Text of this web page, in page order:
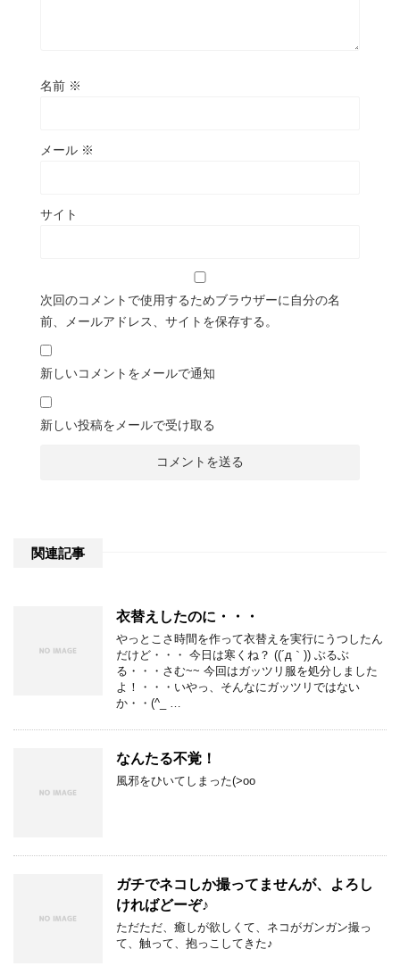
名前 ※
メール ※
サイト
次回のコメントで使用するためブラウザーに自分の名
前、メールアドレス、サイトを保存する。
新しいコメントをメールで通知
新しい投稿をメールで受け取る
関連記事
衣替えしたのに・・・
やっとこさ時間を作って衣替えを実行にうつしたん
だけど・・・ 今日は寒くね？ ((´д｀)) ぶるぶ
る・・・さむ~~ 今回はガッツリ服を処分しました
よ！・・・いやっ、そんなにガッツリではない
か・・(^_ …
なんたる不覚！
風邪をひいてしまった(>oo
ガチでネコしか撮ってませんが、よろし
ければどーぞ♪
ただただ、癒しが欲しくて、ネコがガンガン撮っ
て、触って、抱っこしてきた♪